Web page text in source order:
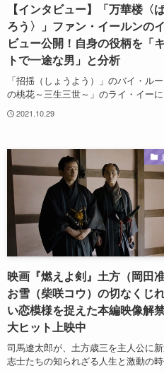
【インタビュー】「万華楼〈
ろう〉」ファン・イールンの
ビュー公開！自身の役柄を「
トで一途な男」と分析
「招揺（しょうよう）」のバイ・ル
の桃花～三生三世～」のライ・イー
2021.10.29
映画『燃えよ剣』土方（岡田
お雪（柴咲コウ）の切なくじ
い恋模様を捉えた本編映像解
大ヒット上映中
司馬遼太郎が、土方歳三を主人公に
志士たちの知られざる人生と激動の